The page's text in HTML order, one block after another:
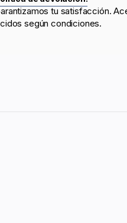
tu satisfacción.
según condiciones.